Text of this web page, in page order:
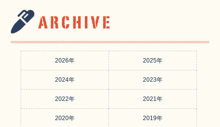
2026年 2025年
2024年 2023年
2022年 2021年
2020年 2019年